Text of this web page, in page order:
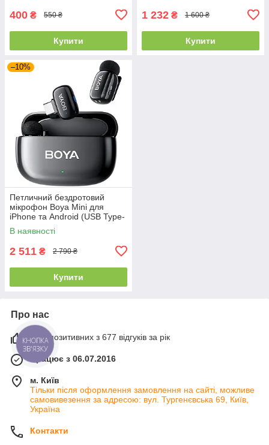
400 ₴ 550 ₴
Купити
1 232 ₴ 1 600 ₴
Купити
–10%
Петличний бездротовий
мікрофон Boya Mini для
iPhone та Android (USB Type-
C) BY-MINI-03
В наявності
2 511 ₴ 2 790 ₴
Купити
Про нас
99% позитивних з 677 відгуків за рік
Працює з 06.07.2016
м. Київ
Тільки після оформлення замовлення на сайті, можливе
самовивезення за адресою: вул. Тургенєвська 69, Київ,
Україна
Контакти
КНОПКА
ЗВ'ЯЗКУ